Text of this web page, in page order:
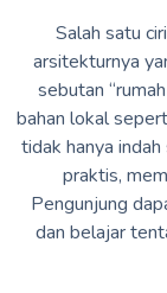
Salah satu
arsitekturnya
sebutan
bahan lokal
tidak hanya
praktis,
Pengunjung
dan belajar